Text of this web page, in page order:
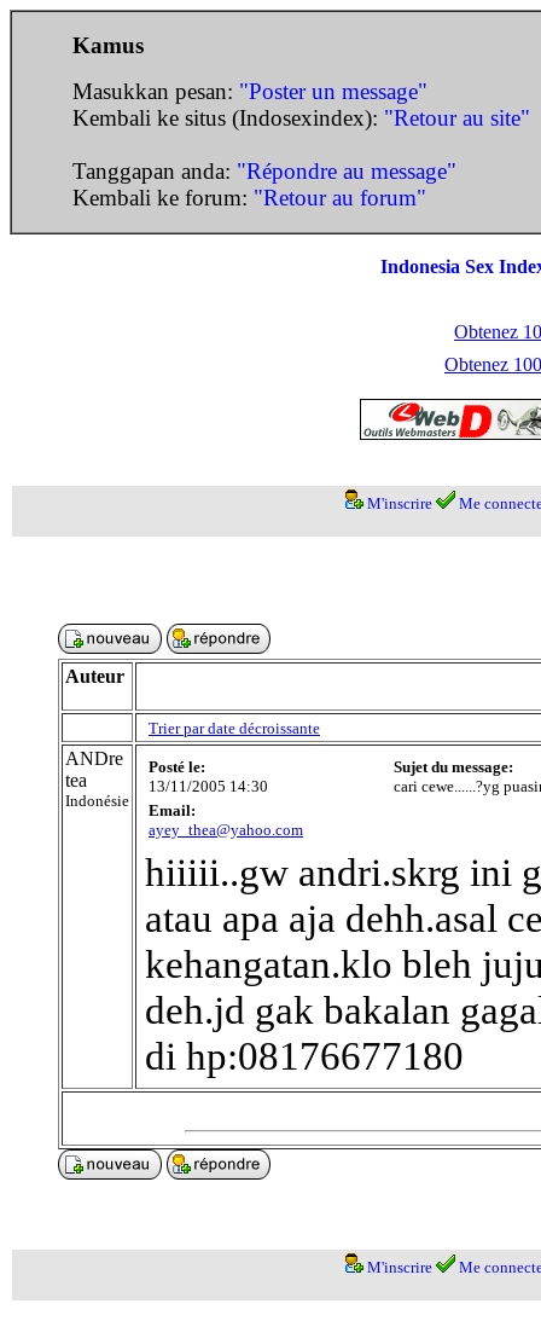
Kamus
Masukkan pesan: "Poster un message"
Kembali ke situs (Indosexindex): "Retour au site"
Tanggapan anda: "Répondre au message"
Kembali ke forum: "Retour au forum"
Indonesia Sex
Obtenez
Obtenez
M'inscrire Me
Auteur
Trier par date décroissante
ANDre
tea
Indonésie
Posté le:
13/11/2005 14:30
Sujet du message:
cari cewe......?yg
Email:
ayey_thea@yahoo.com
hiiiii..gw andri.skrg ini
atau apa aja dehh.asal
kehangatan.klo bleh
deh.jd gak bakalan
di hp:08176677180
M'inscrire Me